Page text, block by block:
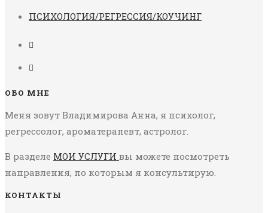
ПСИХОЛОГИЯ/РЕГРЕССИЯ/КОУЧИНГ
ОБО МНЕ
Меня зовут Владимирова Анна, я психолог,
регрессолог, ароматерапевт, астролог.
В разделе МОИ УСЛУГИ вы можете посмотреть
направления, по которым я консультирую.
КОНТАКТЫ